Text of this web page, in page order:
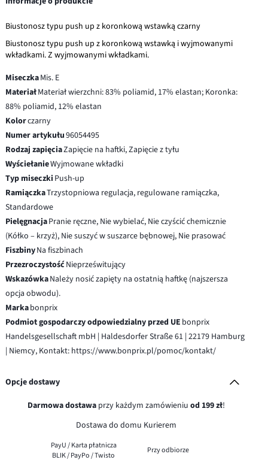
Biustonosz typu push up z koronkową wstawką czarny
Biustonosz typu push up z koronkową wstawką i wyjmowanymi
wkładkami. Z wyjmowanymi wkładkami.
MiseczkaMis. E
MateriałMateriał wierzchni: 83% poliamid, 17% elastan; Koronka:
88% poliamid, 12% elastan
Kolorczarny
Numer artykułu96054495
Rodzaj zapięciaZapięcie na haftki, Zapięcie z tyłu
WyściełanieWyjmowane wkładki
Typ miseczki Push-up
RamiączkaTrzystopniowa regulacja, regulowane ramiączka,
Standardowe
PielęgnacjaPranie ręczne, Nie wybielać, Nie czyścić chemicznie
(Kółko – krzyż), Nie suszyć w suszarce bębnowej, Nie prasować
FiszbinyNa fiszbinach
PrzezroczystośćNieprześwitujący
WskazówkaNależy nosić zapięty na ostatnią haftkę (najszersza
opcja obwodu).
Markabonprix
Podmiot gospodarczy odpowiedzialny przed UE bonprix
Handelsgesellschaft mbH | Haldesdorfer Straße 61 | 22179 Hamburg
| Niemcy, Kontakt: https://www.bonprix.pl/pomoc/kontakt/
Opcje dostawy
Darmowa dostawaprzy każdym zamówieniu od 199 zł!
Dostawa do domu Kurierem
PayU / Karta płatnicza
BLIK / PayPo / Twisto
Przy odbiorze